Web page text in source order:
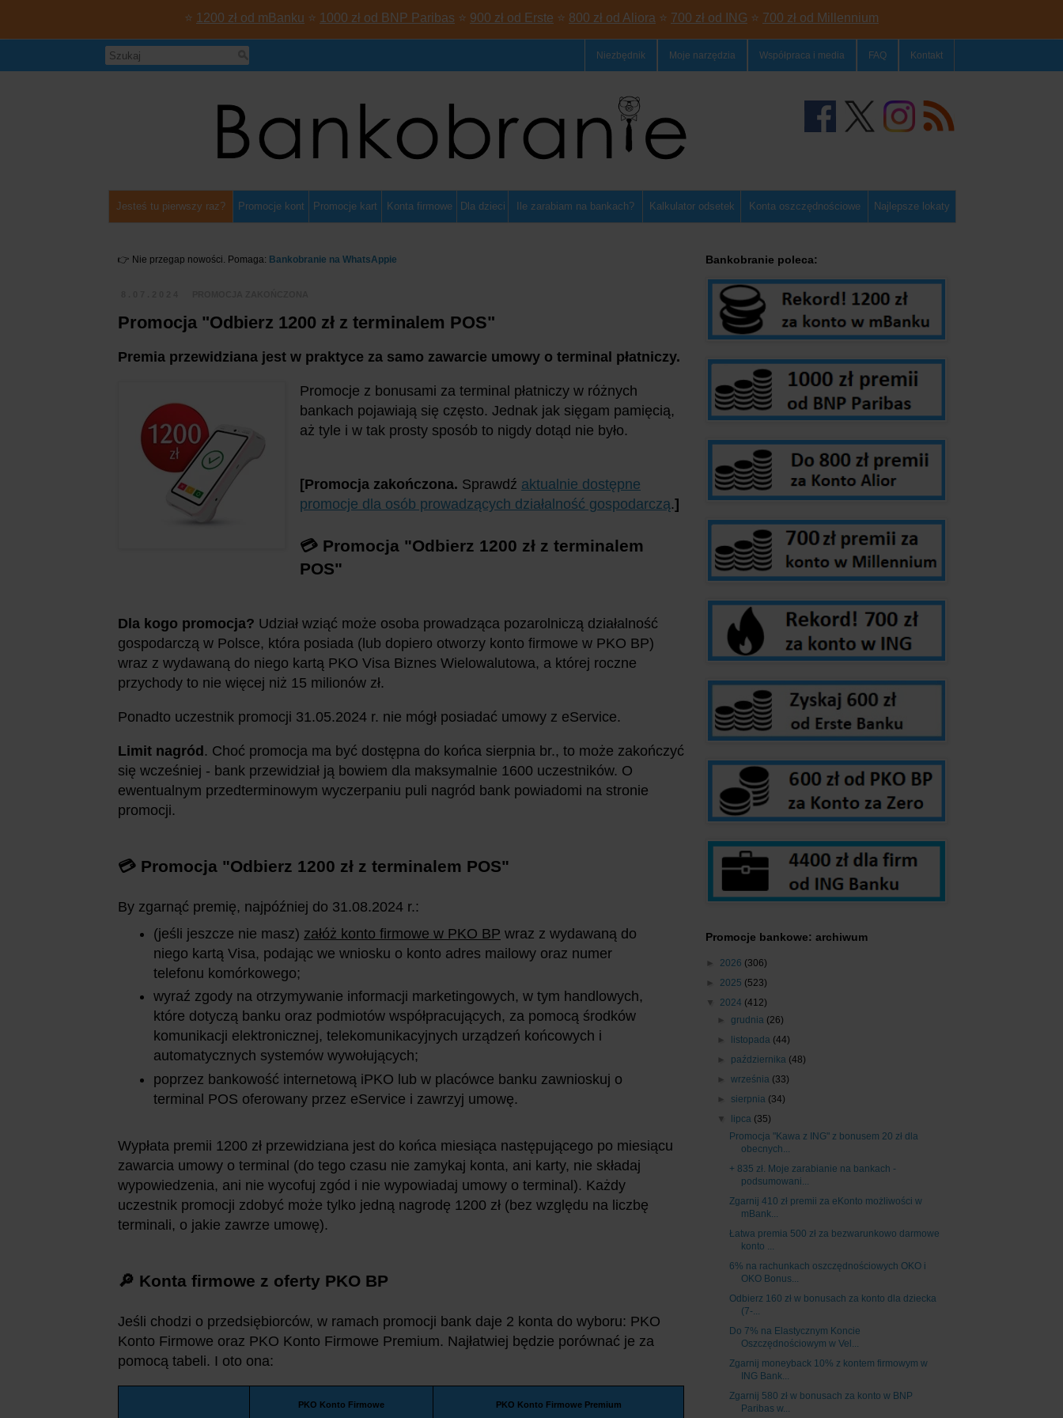
⭐ 1200 zł od mBanku ⭐ 1000 zł od BNP Paribas ⭐ 900 zł od Erste ⭐ 800 zł od Aliora ⭐ 700 zł od ING ⭐ 700 zł od Millennium
Niezbędnik Moje narzędzia Współpraca i media FAQ Kontakt
Jesteś tu pierwszy raz? Promocje kont Promocje kart Konta firmowe Dla dzieci Ile zarabiam na bankach? Kalkulator odsetek Konta oszczędnościowe Najlepsze lokaty
👉 Nie przegap nowości. Pomaga: Bankobranie na WhatsAppie
Promocja "Odbierz 1200 zł z terminalem POS"
Premia przewidziana jest w praktyce za samo zawarcie umowy o terminal płatniczy.
Promocje z bonusami za terminal płatniczy w różnych
bankach pojawiają się często. Jednak jak sięgam pamięcią,
aż tyle i w tak prosty sposób to nigdy dotąd nie było.
[Promocja zakończona. Sprawdź aktualnie dostępne
promocje dla osób prowadzących działalność gospodarczą.]
💳 Promocja "Odbierz 1200 zł z terminalem
POS"
Dla kogo promocja? Udział wziąć może osoba prowadząca pozarolniczą działalność
gospodarczą w Polsce, która posiada (lub dopiero otworzy konto firmowe w PKO BP)
wraz z wydawaną do niego kartą PKO Visa Biznes Wielowalutowa, a której roczne
przychody to nie więcej niż 15 milionów zł.
Ponadto uczestnik promocji 31.05.2024 r. nie mógł posiadać umowy z eService.
Limit nagród. Choć promocja ma być dostępna do końca sierpnia br., to może zakończyć
się wcześniej - bank przewidział ją bowiem dla maksymalnie 1600 uczestników. O
ewentualnym przedterminowym wyczerpaniu puli nagród bank powiadomi na stronie
promocji.
💳 Promocja "Odbierz 1200 zł z terminalem POS"
By zgarnąć premię, najpóźniej do 31.08.2024 r.:
(jeśli jeszcze nie masz) załóż konto firmowe w PKO BP wraz z wydawaną do
niego kartą Visa, podając we wniosku o konto adres mailowy oraz numer
telefonu komórkowego;
wyraź zgody na otrzymywanie informacji marketingowych, w tym handlowych,
które dotyczą banku oraz podmiotów współpracujących, za pomocą środków
komunikacji elektronicznej, telekomunikacyjnych urządzeń końcowych i
automatycznych systemów wywołujących;
poprzez bankowość internetową iPKO lub w placówce banku zawnioskuj o
terminal POS oferowany przez eService i zawrzyj umowę.
Wypłata premii 1200 zł przewidziana jest do końca miesiąca następującego po miesiącu
zawarcia umowy o terminal (do tego czasu nie zamykaj konta, ani karty, nie składaj
wypowiedzenia, ani nie wycofuj zgód i nie wypowiadaj umowy o terminal). Każdy
uczestnik promocji zdobyć może tylko jedną nagrodę 1200 zł (bez względu na liczbę
terminali, o jakie zawrze umowę).
🔎 Konta firmowe z oferty PKO BP
Jeśli chodzi o przedsiębiorców, w ramach promocji bank daje 2 konta do wyboru: PKO
Konto Firmowe oraz PKO Konto Firmowe Premium. Najłatwiej będzie porównać je za
pomocą tabeli. I oto ona:
PKO Konto Firmowe PKO Konto Firmowe Premium
Bankobranie poleca:
Promocje bankowe: archiwum
► 2026 (306)
► 2025 (523)
▼ 2024 (412)
►grudnia (26)
►
listopada (44)
► października (48)
►września (33)
► sierpnia (34)
▼
lipca (35)
Promocja "Kawa z ING" z bonusem 20 zł dla
obecnych...
+ 835 zł. Moje zarabianie na bankach -
podsumowani...
Zgarnij 410 zł premii za eKonto możliwości w
mBank...
Łatwa premia 500 zł za bezwarunkowo darmowe
konto ...
6% na rachunkach oszczędnościowych OKO i
OKO Bonus...
Odbierz 160 zł w bonusach za konto dla dziecka
(7-...
Do 7% na Elastycznym Koncie
Oszczędnościowym w Vel...
Zgarnij moneyback 10% z kontem firmowym w
ING Bank...
Zgarnij 580 zł w bonusach za konto w BNP
Paribas w...